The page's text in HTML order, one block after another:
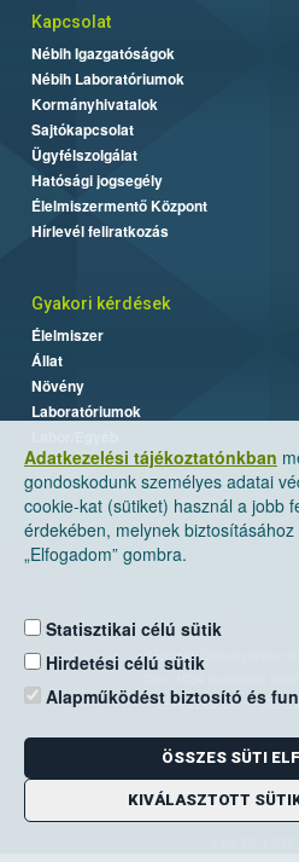
Adatkezelési tájékoztatónkban
gondoskodunk személyes adatai
cookie-kat (sütiket) használ a jobb
érdekében, melynek
„Elfogadom” gombra.
Statisztikai célú sütik
Hirdetési célú sütik
Alapműködést biztosító és
ÖSSZES SÜTI
KIVÁLASZTOTT
Kapcsolat
Nébih Igazgatóságok
Nébih Laboratóriumok
Kormányhivatalok
Sajtókapcsolat
Ügyfélszolgálat
Hatósági jogsegély
Élelmiszermentő Központ
Hírlevél feliratkozás
Gyakori kérdések
Élelmiszer
Állat
Növény
Laboratóriumok
Nemzeti Élelmiszerlánc-
Levelezési cím: 1525
E-mail:
Zöld szám: 06-
Telefon: 06-1/